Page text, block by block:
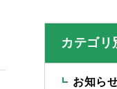
カテゴリ
お知ら